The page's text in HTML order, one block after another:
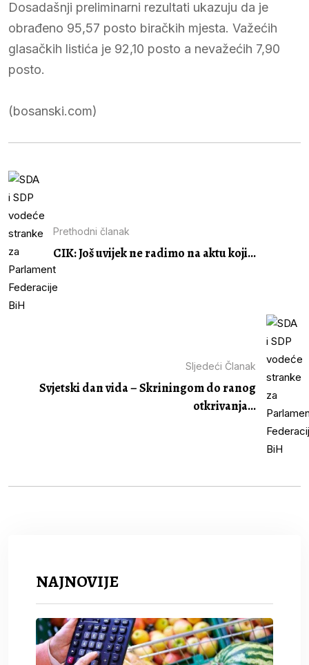
Dosadašnji preliminarni rezultati ukazuju da je
obrađeno 95,57 posto biračkih mjesta. Važećih
glasačkih listića je 92,10 posto a nevažećih 7,90
posto.
(bosanski.com)
Prethodni članak
CIK: Još uvijek ne radimo na aktu koji...
Sljedeći Članak
Svjetski dan vida – Skriningom do ranog
otkrivanja...
NAJNOVIJE